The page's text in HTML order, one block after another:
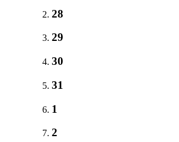
28
29
30
31
1
2